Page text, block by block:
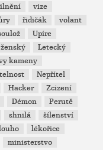
vize
řidičák
volant
Upíre
ženský
Letecký
kameny
Nepřítel
Hacker
Zcizení
Démon
Perutě
shnilá
šílenství
lékořice
ministerstvo